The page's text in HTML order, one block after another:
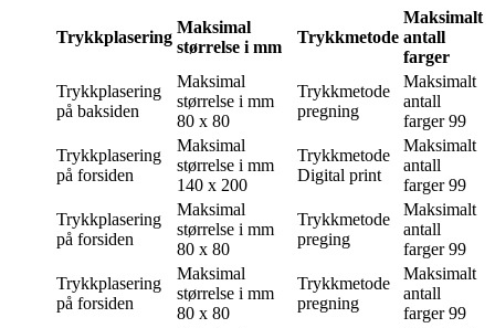
Trykkplasering
Maksimal
størrelse i mm
Trykkmetode
Maksimalt
antall
farger
Trykkplasering
på baksiden
Maksimal
størrelse i mm
80 x 80
Trykkmetode
pregning
Maksimalt
antall
farger 99
Trykkplasering
på forsiden
Maksimal
størrelse i mm
140 x 200
Trykkmetode
Digital print
Maksimalt
antall
farger 99
Trykkplasering
på forsiden
Maksimal
størrelse i mm
80 x 80
Trykkmetode
preging
Maksimalt
antall
farger 99
Trykkplasering
på forsiden
Maksimal
størrelse i mm
80 x 80
Trykkmetode
pregning
Maksimalt
antall
farger 99